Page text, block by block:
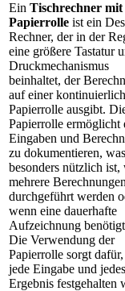
Ein Tischrechner mit
Papierrolle ist ein
Rechner, der in der
eine größere Tastatur
Druckmechanismus
beinhaltet, der
auf einer
Papierrolle ausgibt.
Papierrolle ermöglicht
Eingaben und
zu dokumentieren, was
besonders nützlich ist,
mehrere
durchgeführt werden
wenn eine dauerhafte
Aufzeichnung
Die Verwendung der
Papierrolle sorgt dafür,
jede Eingabe und jedes
Ergebnis festgehalten